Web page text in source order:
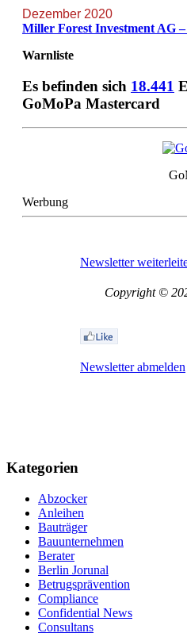
Dezember 2020
Miller Forest Investment AG
Warnliste
Es befinden sich 18.441
GoMoPa Mastercard
Werbung
Newsletter
Copyright ©
Newsletter abmelden
Kategorien
Abzocker
Anleihen
Bauträger
Bauunternehmen
Berater
Berlin Jorunal
Betrugsprävention
Compliance
Confidential News
Consultans